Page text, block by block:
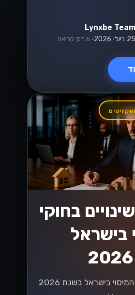
המס
של ישראל
בשנת
לשינויים בחוקי המס